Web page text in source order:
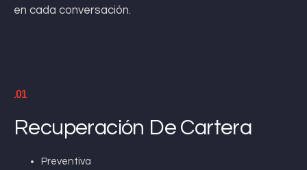
en cada conversación.
.01
Recuperación De Cartera
Preventiva